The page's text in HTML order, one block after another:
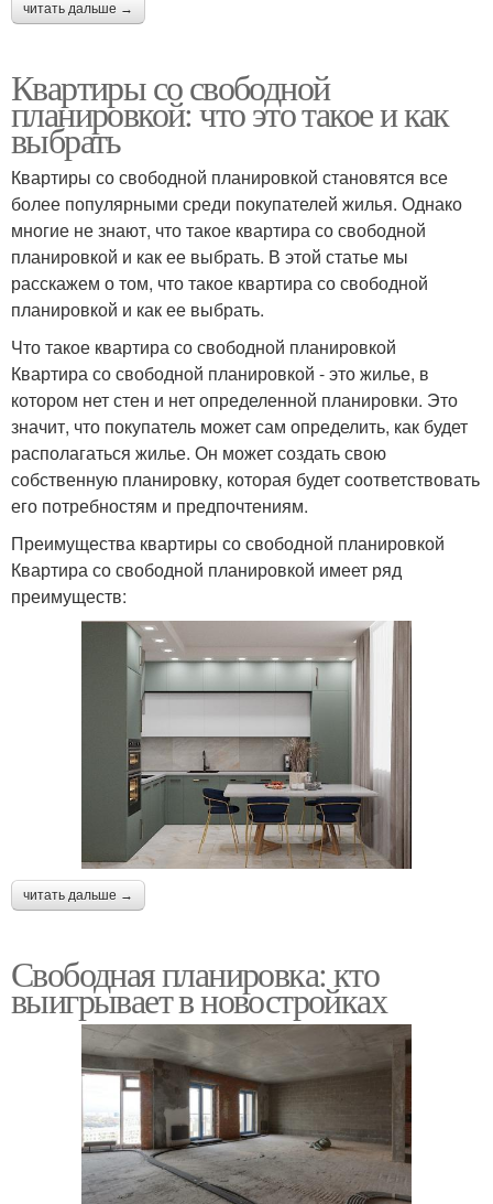
читать дальше →
Квартиры со свободной
планировкой: что это такое и как
выбрать
Квартиры со свободной планировкой становятся все
более популярными среди покупателей жилья. Однако
многие не знают, что такое квартира со свободной
планировкой и как ее выбрать. В этой статье мы
расскажем о том, что такое квартира со свободной
планировкой и как ее выбрать.
Что такое квартира со свободной планировкой
Квартира со свободной планировкой - это жилье, в
котором нет стен и нет определенной планировки. Это
значит, что покупатель может сам определить, как будет
располагаться жилье. Он может создать свою
собственную планировку, которая будет соответствовать
его потребностям и предпочтениям.
Преимущества квартиры со свободной планировкой
Квартира со свободной планировкой имеет ряд
преимуществ:
читать дальше →
Свободная планировка: кто
выигрывает в новостройках